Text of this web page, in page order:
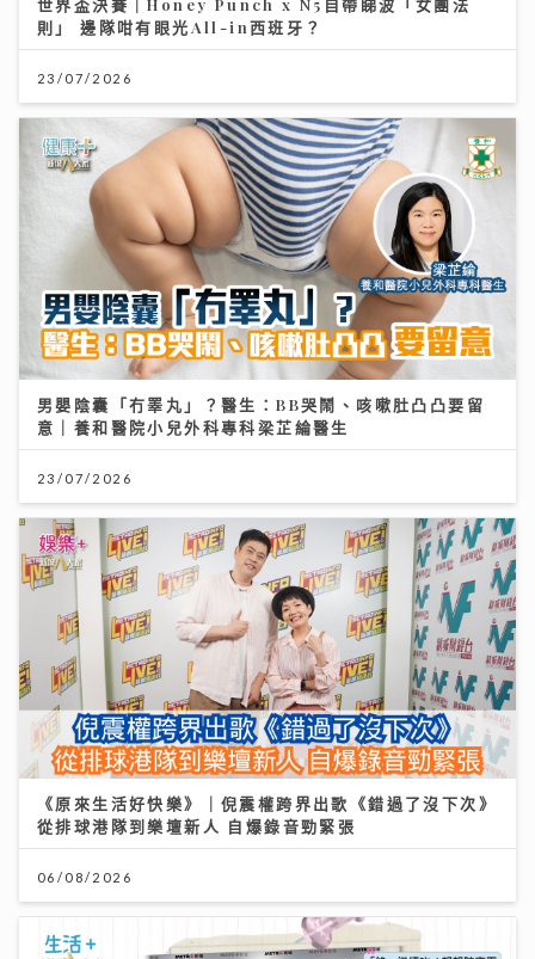
世界盃決賽｜Honey Punch x N5自帶睇波「女團法
則」 邊隊咁有眼光All-in西班牙？
23/07/2026
男嬰陰囊「冇睪丸」？醫生：BB哭鬧、咳嗽肚凸凸要留
意｜養和醫院小兒外科專科梁芷綸醫生
23/07/2026
《原來生活好快樂》｜倪震權跨界出歌《錯過了沒下次》
從排球港隊到樂壇新人 自爆錄音勁緊張
06/08/2026